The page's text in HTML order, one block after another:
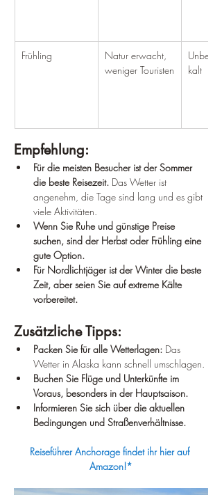
Frühling
Natur erwacht,
weniger Touristen
kalt
Empfehlung:
Für die meisten Besucher ist der Sommer
die beste Reisezeit. Das Wetter ist
angenehm, die Tage sind lang und es gibt
viele Aktivitäten.
Wenn Sie Ruhe und günstige Preise
suchen, sind der Herbst oder Frühling eine
gute Option.
Für Nordlichtjäger ist der Winter die beste
Zeit, aber seien Sie auf extreme Kälte
vorbereitet.
Zusätzliche Tipps:
Packen Sie für alle Wetterlagen: Das
Wetter in Alaska kann schnell umschlagen.
Buchen Sie Flüge und Unterkünfte im
Voraus, besonders in der Hauptsaison.
Informieren Sie sich über die aktuellen
Bedingungen und Straßenverhältnisse.
Reiseführer Anchorage findet ihr hier auf
Amazon!*